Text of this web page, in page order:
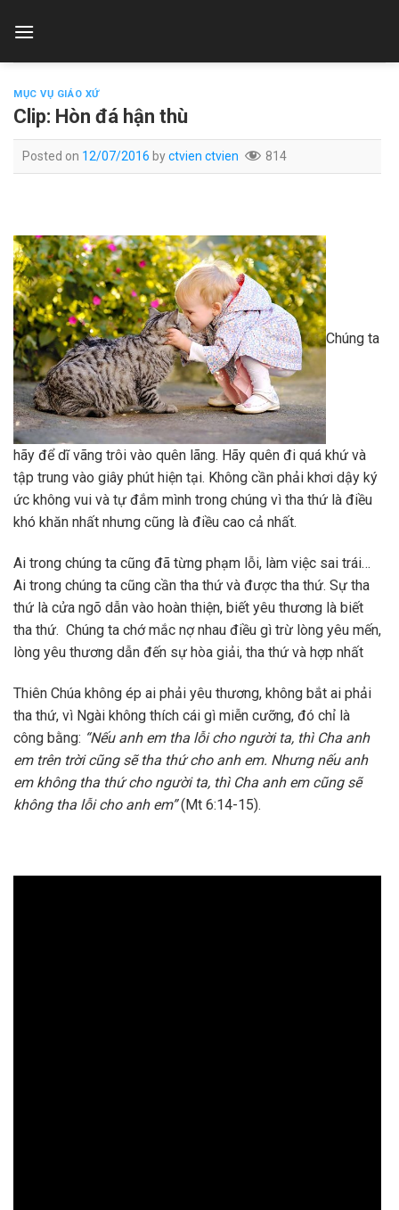
MỤC VỤ GIÁO XỨ
Clip: Hòn đá hận thù
Posted on 12/07/2016 byctvien ctvien 814
Chúng ta
hãy để dĩ vãng trôi vào quên lãng. Hãy quên đi quá khứ và
tập trung vào giây phút hiện tại. Không cần phải khơi dậy ký
ức không vui và tự đắm mình trong chúng vì tha thứ là điều
khó khăn nhất nhưng cũng là điều cao cả nhất.
Ai trong chúng ta cũng đã từng phạm lỗi, làm việc sai trái…
Ai trong chúng ta cũng cần tha thứ và được tha thứ. Sự tha
thứ là cửa ngõ dẫn vào hoàn thiện, biết yêu thương là biết
tha thứ. Chúng ta chớ mắc nợ nhau điều gì trừ lòng yêu mến,
lòng yêu thương dẫn đến sự hòa giải, tha thứ và hợp nhất
Thiên Chúa không ép ai phải yêu thương, không bắt ai phải
tha thứ, vì Ngài không thích cái gì miễn cưỡng, đó chỉ là
công bằng: “Nếu anh em tha lỗi cho người ta, thì Cha anh
em trên trời cũng sẽ tha thứ cho anh em. Nhưng nếu anh
em không tha thứ cho người ta, thì Cha anh em cũng sẽ
không tha lỗi cho anh em”(Mt 6:14-15).